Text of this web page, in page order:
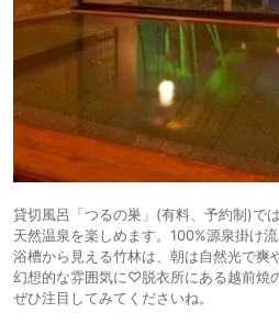
貸切風呂「つるの巣」(有料、予約制)で
天然温泉を楽しめます。100%源泉掛け
浴槽から見える竹林は、朝は自然光で爽
幻想的な雰囲気に♡脱衣所にある越前焼
ぜひ注目してみてくださいね。